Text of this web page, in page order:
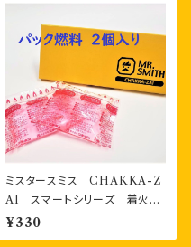
ミスタースミス CHAKKA-Z
AI スマートシリーズ 着火
剤 パック燃料2個 箱入り
¥330